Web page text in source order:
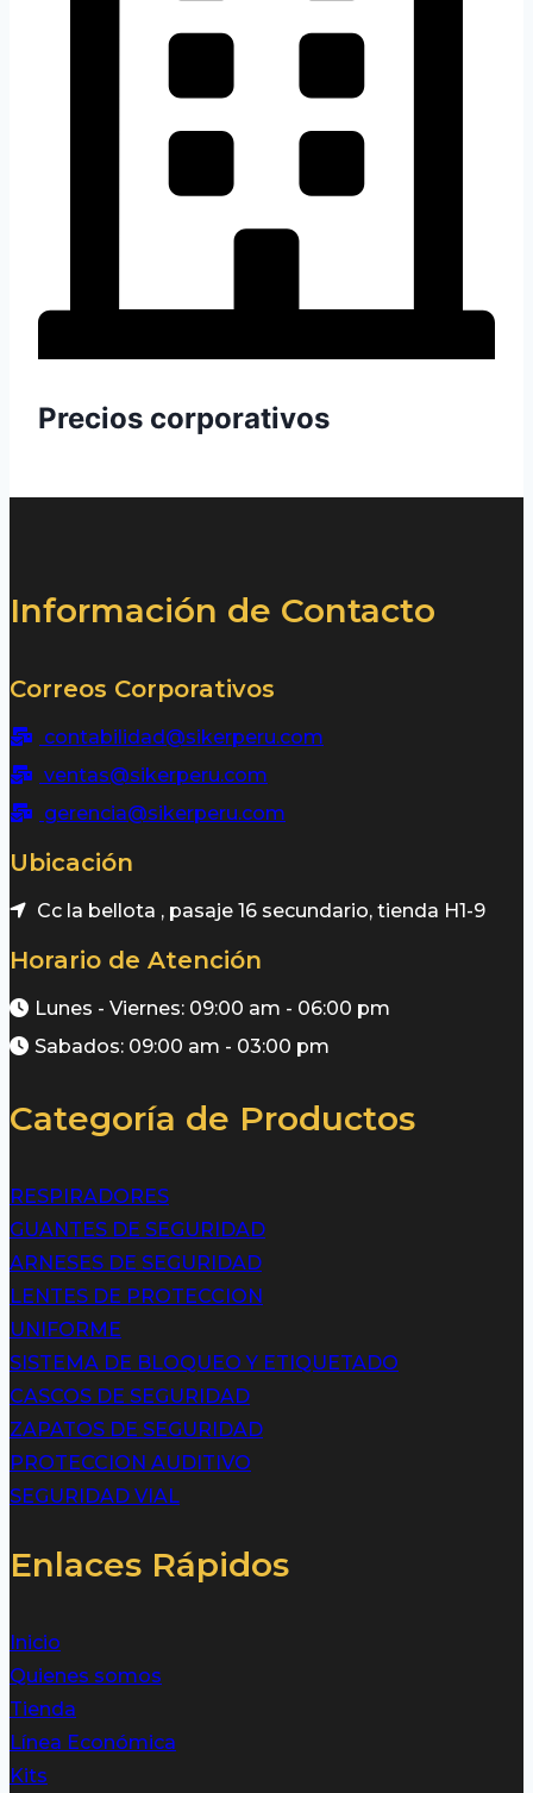
Precios corporativos
Información de Contacto
Correos Corporativos
contabilidad@sikerperu.com
ventas@sikerperu.com
gerencia@sikerperu.com
Ubicación
Cc la bellota , pasaje 16 secundario, tienda H1-9
Horario de Atención
Lunes - Viernes: 09:00 am - 06:00 pm
Sabados: 09:00 am - 03:00 pm
Categoría de Productos
RESPIRADORES
GUANTES DE SEGURIDAD
ARNESES DE SEGURIDAD
LENTES DE PROTECCION
UNIFORME
SISTEMA DE BLOQUEO Y ETIQUETADO
CASCOS DE SEGURIDAD
ZAPATOS DE SEGURIDAD
PROTECCION AUDITIVO
SEGURIDAD VIAL
Enlaces Rápidos
Inicio
Quienes somos
Tienda
Línea Económica
Kits